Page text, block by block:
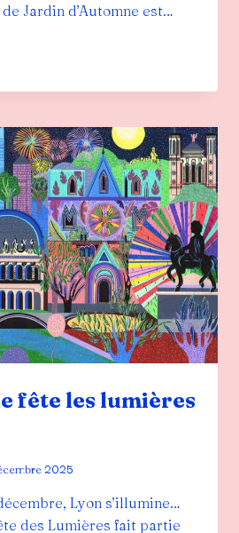
Jardin d’Automne est…
fête les lumières
2025
Lyon s’illumine…
des Lumières fait partie